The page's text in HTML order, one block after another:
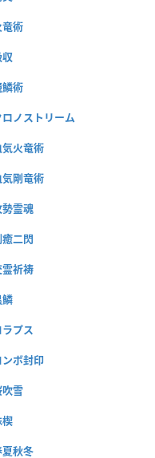
竜術
術
ロノストリーム
気火竜術
気剛竜術
霊魂
癒二閃
祈祷
ラプス
ンボ封印
雪
秋冬